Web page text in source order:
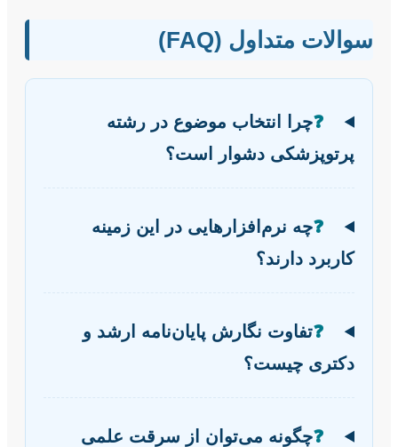
سوالات متداول (FAQ)
❓چرا انتخاب موضوع در رشته
پرتوپزشکی دشوار است؟
❓چه نرم‌افزارهایی در این زمینه
کاربرد دارند؟
❓تفاوت نگارش پایان‌نامه ارشد و
دکتری چیست؟
❓چگونه می‌توان از سرقت علمی